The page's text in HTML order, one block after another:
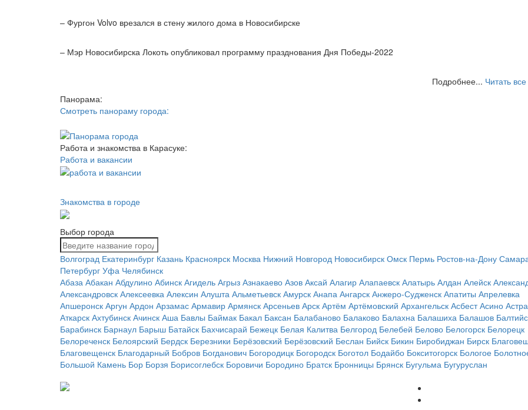
– Фургон Volvo врезался в стену жилого дома в Новосибирске
– Мэр Новосибирска Локоть опубликовал программу празднования Дня Победы-2022
Подробнее... Читать
Панорама:
Смотреть панораму города:
Работа и знакомства в Карасуке:
Работа и вакансии
Знакомства в городе
Выбор города
Волгоград Екатеринбург Казань Красноярск Москва Нижний Новгород Новосибирск Омск Пермь Ростов-на-Дону
Петербург Уфа Челябинск
Абаза Абакан Абдулино Абинск Агидель Агрыз Азнакаево Азов Аксай Алагир Алапаевск Алатырь Алдан Алейск
Александровск Алексеевка Алексин Алушта Альметьевск Амурск Анапа Ангарск Анжеро-Судженск Апатиты Апрелевка
Апшеронск Аргун Ардон Арзамас Армавир Армянск Арсеньев Арск Артём Артёмовский Архангельск Асбест Асино
Аткарск Ахтубинск Ачинск Аша Бавлы Баймак Бакал Баксан Балабаново Балаково Балахна Балашиха Балашов
Барабинск Барнаул Барыш Батайск Бахчисарай Бежецк Белая Калитва Белгород Белебей Белово Белогорск Белорецк
Белореченск Белоярский Бердск Березники Берёзовский Берёзовский Беслан Бийск Бикин Биробиджан Бирск
Благовещенск Благодарный Бобров Богданович Богородицк Богородск Боготол Бодайбо Бокситогорск Бологое
Большой Камень Бор Борзя Борисоглебск Боровичи Бородино Братск Бронницы Брянск Бугульма Бугуруслан